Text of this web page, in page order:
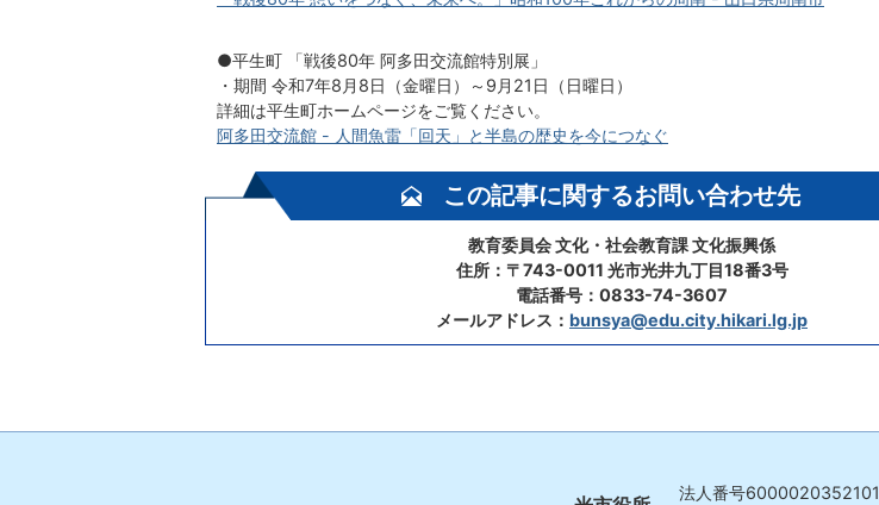
●平生町 「戦後80年 阿多田交流館特別展」
・期間 令和7年8月8日（金曜日）～9月21日（日曜日）
詳細は平生町ホームページをご覧ください。
阿多田交流館 - 人間魚雷「回天」と半島の歴史を今につなぐ
この記事に関するお問い合わせ先
教育委員会 文化・社会教育課 文化振興係
住所：〒743-0011 光市光井九丁目18番3号
電話番号：0833-74-3607
メールアドレス： bunsya@edu.city.hikari.lg.jp
法人番号6000020352101